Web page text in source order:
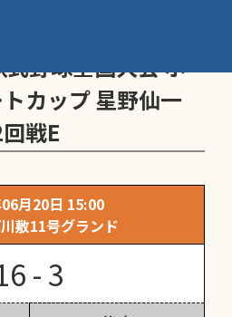
トトーナメント
野球全国大会 ポ
カップ 星野仙一
戦E
月20日 15:00
敷11号グランド
- 3